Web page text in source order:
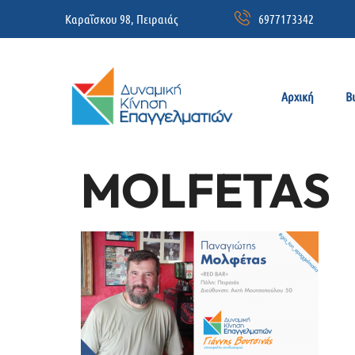
Καραΐσκου 98, Πειραιάς 6977173342
Αρχική
MOLFETAS